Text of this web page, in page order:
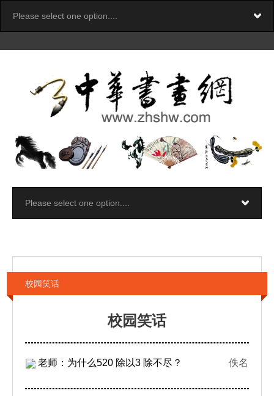
校园笑话
校园笑话
老师：为什么520 除以3 除不尽？ 佚名